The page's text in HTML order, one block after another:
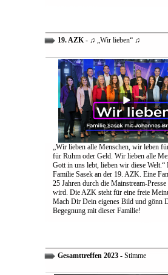
19. AZK- ♫ „Wir lieben“ ♫
„Wir lieben alle Menschen, wir leben
für Ruhm oder Geld. Wir lieben alle
Gott in uns lebt, lieben wir diese Welt.“
Familie Sasek an der 19. AZK. Eine
25 Jahren durch die Mainstream-
wird. Die AZK steht für eine freie
Mach Dir Dein eigenes Bild und gönn
Begegnung mit dieser Familie!
Gesamttreffen 2023- Stimme